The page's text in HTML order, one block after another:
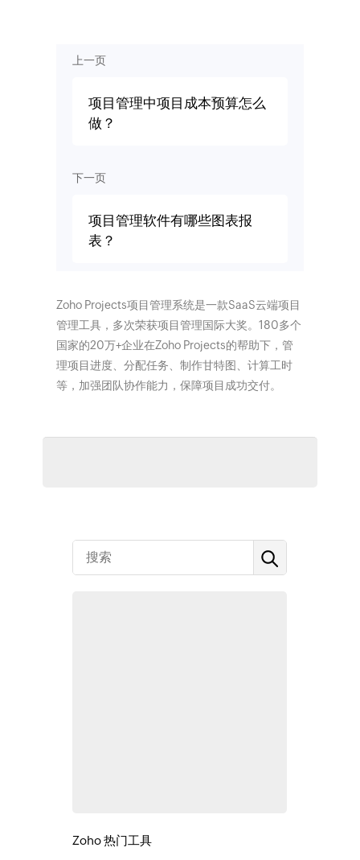
上一页
项目管理中项目成本预算怎么
做？
下一页
项目管理软件有哪些图表报
表？
Zoho Projects项目管理系统是一款SaaS云端项目
管理工具，多次荣获项目管理国际大奖。180多个
国家的20万+企业在Zoho Projects的帮助下，管
理项目进度、分配任务、制作甘特图、计算工时
等，加强团队协作能力，保障项目成功交付。
Zoho 热门工具